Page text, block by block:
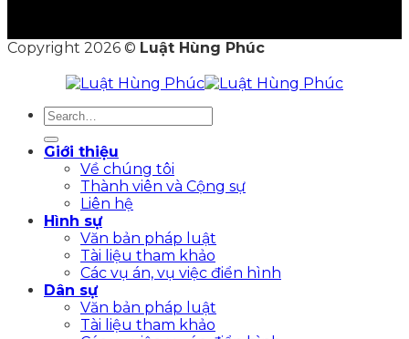
Copyright 2026 © Luật Hùng Phúc
Giới thiệu
Về chúng tôi
Thành viên và Cộng sự
Liên hệ
Hình sự
Văn bản pháp luật
Tài liệu tham khảo
Các vụ án, vụ việc điển hình
Dân sự
Văn bản pháp luật
Tài liệu tham khảo